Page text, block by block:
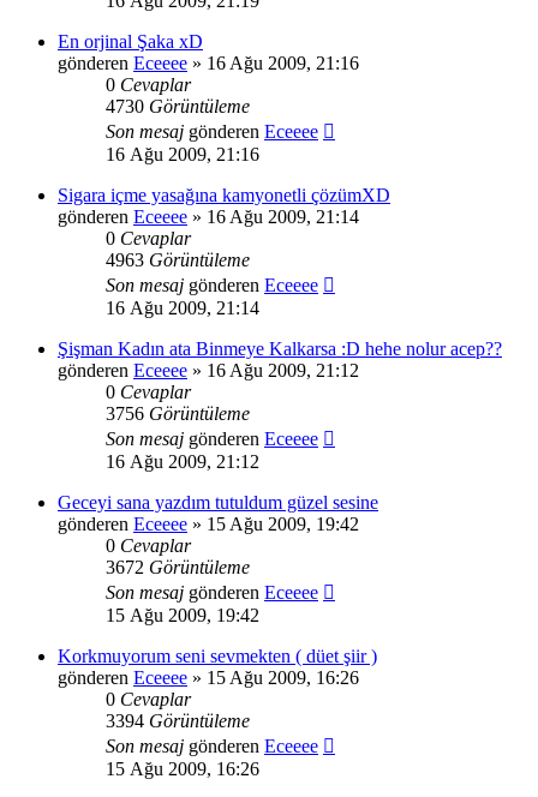
En orjinal Şaka xD
gönderen Eceeee » 16 Ağu 2009, 21:16
0 Cevaplar
4730 Görüntüleme
Son mesaj gönderen Eceeee
16 Ağu 2009, 21:16
Sigara içme yasağına kamyonetli çözümXD
gönderen Eceeee » 16 Ağu 2009, 21:14
0 Cevaplar
4963 Görüntüleme
Son mesaj gönderen Eceeee
16 Ağu 2009, 21:14
Şişman Kadın ata Binmeye Kalkarsa :D hehe nolur acep??
gönderen Eceeee » 16 Ağu 2009, 21:12
0 Cevaplar
3756 Görüntüleme
Son mesaj gönderen Eceeee
16 Ağu 2009, 21:12
Geceyi sana yazdım tutuldum güzel sesine
gönderen Eceeee » 15 Ağu 2009, 19:42
0 Cevaplar
3672 Görüntüleme
Son mesaj gönderen Eceeee
15 Ağu 2009, 19:42
Korkmuyorum seni sevmekten ( düet şiir )
gönderen Eceeee » 15 Ağu 2009, 16:26
0 Cevaplar
3394 Görüntüleme
Son mesaj gönderen Eceeee
15 Ağu 2009, 16:26